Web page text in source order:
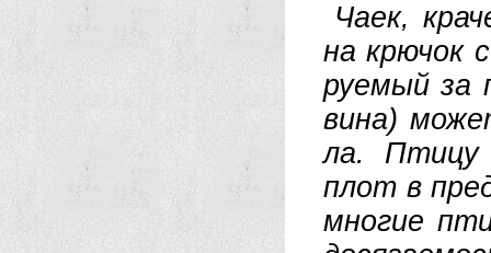
Ча­ек,
на крю­чок
руе­мый за
ви­на)
ла. Пти­цу
плот в
мно­гие